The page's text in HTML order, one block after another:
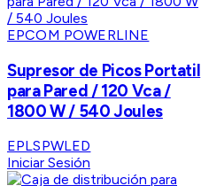
EPCOM POWERLINE
Supresor de Picos Portatil
para Pared / 120 Vca /
1800 W / 540 Joules
EPLSPWLED
Iniciar Sesión